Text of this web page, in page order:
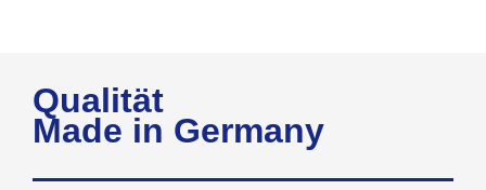
Qualität
Made in Germany